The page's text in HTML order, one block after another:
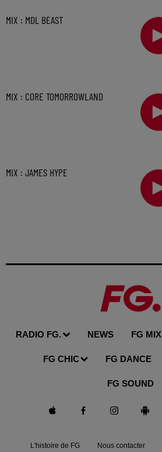
MIX : MDL BEAST
MIX : CORE TOMORROWLAND
MIX : JAMES HYPE
RADIO FG. NEWS FG MIX
FG CHIC FG DANCE
FG SOUND
L'histoire de FG Nous contacter